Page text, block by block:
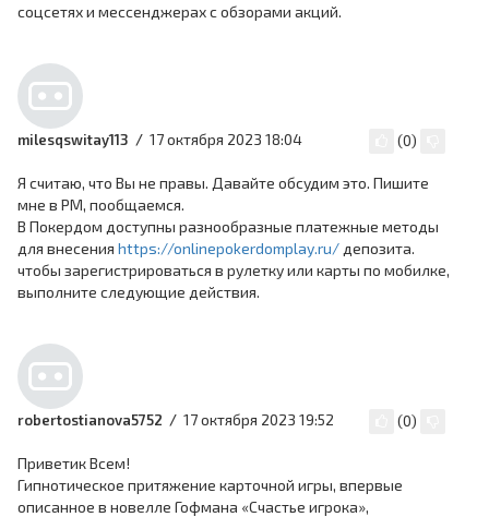
соцсетях и мессенджерах с обзорами акций.
milesqswitay113 17 октября 2023 18:04 (0)
Я считаю, что Вы не правы. Давайте обсудим это. Пишите
мне в PM, пообщаемся.
В Покердом доступны разнообразные платежные методы
для внесения https://onlinepokerdomplay.ru/ депозита.
чтобы зарегистрироваться в рулетку или карты по мобилке,
выполните следующие действия.
robertostianova5752 17 октября 2023 19:52 (0)
Приветик Всем!
Гипнотическое притяжение карточной игры, впервые
описанное в новелле Гофмана «Счастье игрока»,